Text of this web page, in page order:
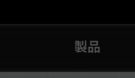
製品